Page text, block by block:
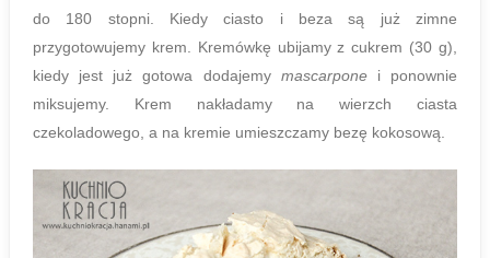
do 180 stopni. Kiedy ciasto i beza są już zimne
przygotowujemy krem. Kremówkę ubijamy z cukrem (30 g),
kiedy jest już gotowa dodajemy mascarponei ponownie
miksujemy. Krem nakładamy na wierzch ciasta
czekoladowego, a na kremie umieszczamy bezę kokosową.